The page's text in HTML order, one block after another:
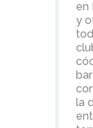
en
y
la